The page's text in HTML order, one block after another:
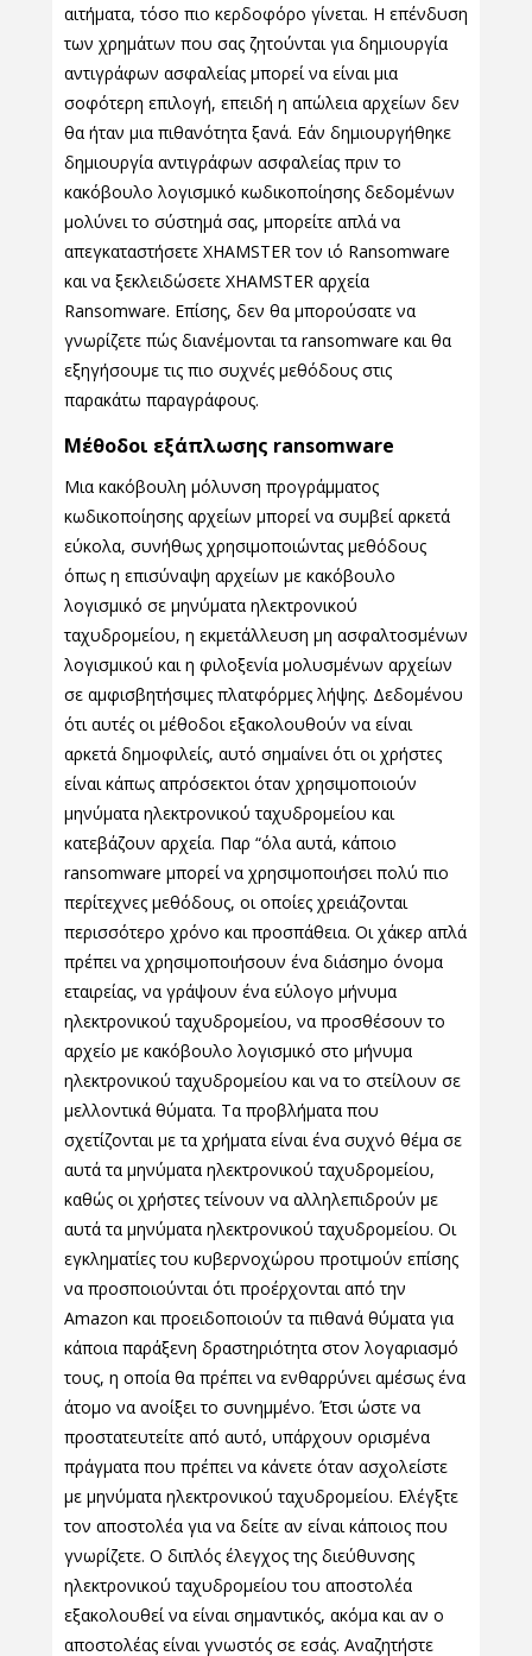
αιτήματα, τόσο πιο κερδοφόρο γίνεται. Η επένδυση
των χρημάτων που σας ζητούνται για δημιουργία
αντιγράφων ασφαλείας μπορεί να είναι μια
σοφότερη επιλογή, επειδή η απώλεια αρχείων δεν
θα ήταν μια πιθανότητα ξανά. Εάν δημιουργήθηκε
δημιουργία αντιγράφων ασφαλείας πριν το
κακόβουλο λογισμικό κωδικοποίησης δεδομένων
μολύνει το σύστημά σας, μπορείτε απλά να
απεγκαταστήσετε XHAMSTER τον ιό Ransomware
και να ξεκλειδώσετε XHAMSTER αρχεία
Ransomware. Επίσης, δεν θα μπορούσατε να
γνωρίζετε πώς διανέμονται τα ransomware και θα
εξηγήσουμε τις πιο συχνές μεθόδους στις
παρακάτω παραγράφους.
Μέθοδοι εξάπλωσης ransomware
Μια κακόβουλη μόλυνση προγράμματος
κωδικοποίησης αρχείων μπορεί να συμβεί αρκετά
εύκολα, συνήθως χρησιμοποιώντας μεθόδους
όπως η επισύναψη αρχείων με κακόβουλο
λογισμικό σε μηνύματα ηλεκτρονικού
ταχυδρομείου, η εκμετάλλευση μη ασφαλτοσμένων
λογισμικού και η φιλοξενία μολυσμένων αρχείων
σε αμφισβητήσιμες πλατφόρμες λήψης. Δεδομένου
ότι αυτές οι μέθοδοι εξακολουθούν να είναι
αρκετά δημοφιλείς, αυτό σημαίνει ότι οι χρήστες
είναι κάπως απρόσεκτοι όταν χρησιμοποιούν
μηνύματα ηλεκτρονικού ταχυδρομείου και
κατεβάζουν αρχεία. Παρ “όλα αυτά, κάποιο
ransomware μπορεί να χρησιμοποιήσει πολύ πιο
περίτεχνες μεθόδους, οι οποίες χρειάζονται
περισσότερο χρόνο και προσπάθεια. Οι χάκερ απλά
πρέπει να χρησιμοποιήσουν ένα διάσημο όνομα
εταιρείας, να γράψουν ένα εύλογο μήνυμα
ηλεκτρονικού ταχυδρομείου, να προσθέσουν το
αρχείο με κακόβουλο λογισμικό στο μήνυμα
ηλεκτρονικού ταχυδρομείου και να το στείλουν σε
μελλοντικά θύματα. Τα προβλήματα που
σχετίζονται με τα χρήματα είναι ένα συχνό θέμα σε
αυτά τα μηνύματα ηλεκτρονικού ταχυδρομείου,
καθώς οι χρήστες τείνουν να αλληλεπιδρούν με
αυτά τα μηνύματα ηλεκτρονικού ταχυδρομείου. Οι
εγκληματίες του κυβερνοχώρου προτιμούν επίσης
να προσποιούνται ότι προέρχονται από την
Amazon και προειδοποιούν τα πιθανά θύματα για
κάποια παράξενη δραστηριότητα στον λογαριασμό
τους, η οποία θα πρέπει να ενθαρρύνει αμέσως ένα
άτομο να ανοίξει το συνημμένο. Έτσι ώστε να
προστατευτείτε από αυτό, υπάρχουν ορισμένα
πράγματα που πρέπει να κάνετε όταν ασχολείστε
με μηνύματα ηλεκτρονικού ταχυδρομείου. Ελέγξτε
τον αποστολέα για να δείτε αν είναι κάποιος που
γνωρίζετε. Ο διπλός έλεγχος της διεύθυνσης
ηλεκτρονικού ταχυδρομείου του αποστολέα
εξακολουθεί να είναι σημαντικός, ακόμα και αν ο
αποστολέας είναι γνωστός σε εσάς. Αναζητήστε